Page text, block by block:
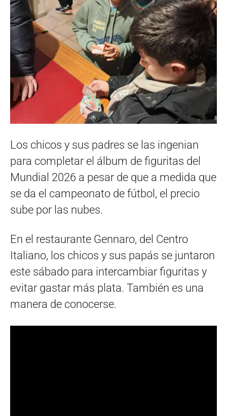
Los chicos y sus padres se las ingenian
para completar el álbum de figuritas del
Mundial 2026 a pesar de que a medida que
se da el campeonato de fútbol, el precio
sube por las nubes.
En el restaurante Gennaro, del Centro
Italiano, los chicos y sus papás se juntaron
este sábado para intercambiar figuritas y
evitar gastar más plata. También es una
manera de conocerse.